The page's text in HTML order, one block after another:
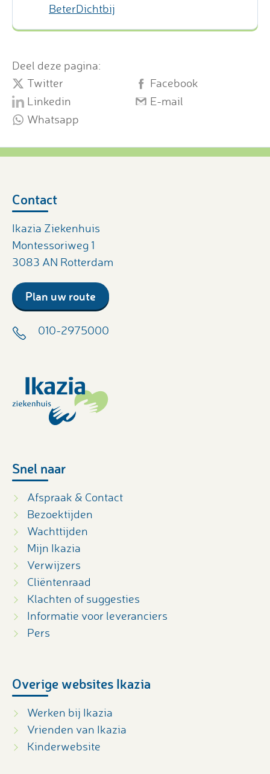
BeterDichtbij
Deel deze pagina:
Twitter
Facebook
Linkedin
E-mail
Whatsapp
Contact
Ikazia Ziekenhuis
Montessoriweg 1
3083 AN Rotterdam
Plan uw route
010-2975000
Snel naar
Afspraak & Contact
Bezoektijden
Wachttijden
Mijn Ikazia
Verwijzers
Cliëntenraad
Klachten of suggesties
Informatie voor leveranciers
Pers
Overige websites Ikazia
Werken bij Ikazia
Vrienden van Ikazia
Kinderwebsite